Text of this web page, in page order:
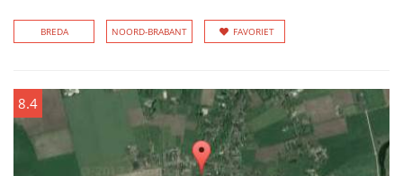
BREDA NOORD-BRABANT FAVORIET
8.4